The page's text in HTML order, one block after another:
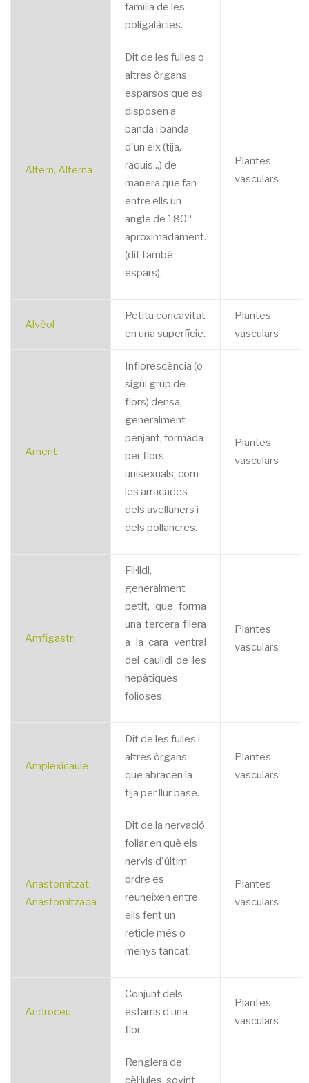
família de les
poligalàcies.
Altern, Alterna
Dit de les fulles o
altres òrgans
esparsos que es
disposen a
banda i banda
d'un eix (tija,
raquis...) de
manera que fan
entre ells un
angle de 180º
aproximadament.
(dit també
espars).
Plantes
vasculars
Alvèol
Petita concavitat
en una superfície.
Plantes
vasculars
Ament
Inflorescència (o
sigui grup de
flors) densa,
generalment
penjant, formada
per flors
unisexuals; com
les arracades
dels avellaners i
dels pollancres.
Plantes
vasculars
Amfigastri
Fil·lidi,
generalment
petit, que forma
una tercera filera
a la cara ventral
del caulidi de les
hepàtiques
folioses.
Plantes
vasculars
Amplexicaule
Dit de les fulles i
altres òrgans
que abracen la
tija per llur base.
Plantes
vasculars
Anastomitzat,
Anastomitzada
Dit de la nervació
foliar en què els
nervis d'últim
ordre es
reuneixen entre
ells fent un
reticle més o
menys tancat.
Plantes
vasculars
Androceu
Conjunt dels
estams d’una
flor.
Plantes
vasculars
Renglera de
cèl·lules, sovint